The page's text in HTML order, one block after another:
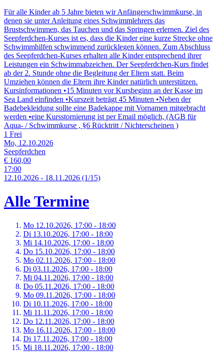
Für alle Kinder ab 5 Jahre bieten wir Anfängerschwimmkurse, in
denen sie unter Anleitung eines Schwimmlehrers das
Brustschwimmen, das Tauchen und das Springen erlernen. Ziel des
Seepferdchen-Kurses ist es, dass die Kinder eine kurze Strecke ohne
Schwimmhilfen schwimmend zurücklegen können. Zum Abschluss
des Seepferdchen-Kurses erhalten alle Kinder entsprechend ihrer
Leistungen ein Schwimmabzeichen. Der Seepferdchen-Kurs findet
ab der 2. Stunde ohne die Begleitung der Eltern statt. Beim
Umziehen können die Eltern ihre Kinder natürlich unterstützen.
Kursinformationen •15 Minuten vor Kursbeginn an der Kasse im
Sea Land einfinden •Kurszeit beträgt 45 Minuten •Neben der
Badebekleidung sollte eine Badekappe mit Vornamen mitgebracht
werden •eine Kursstornierung ist per Email möglich, (AGB für
Aqua- / Schwimmkurse , §6 Rücktritt / Nichterscheinen )
1 Frei
Mo, 12.10.2026
Seepferdchen
€ 160,00
17:00
12.10.2026 - 18.11.2026 (1/15)
Alle Termine
Mo 12.10.2026, 17:00 - 18:00
Di 13.10.2026, 17:00 - 18:00
Mi 14.10.2026, 17:00 - 18:00
Do 15.10.2026, 17:00 - 18:00
Mo 02.11.2026, 17:00 - 18:00
Di 03.11.2026, 17:00 - 18:00
Mi 04.11.2026, 17:00 - 18:00
Do 05.11.2026, 17:00 - 18:00
Mo 09.11.2026, 17:00 - 18:00
Di 10.11.2026, 17:00 - 18:00
Mi 11.11.2026, 17:00 - 18:00
Do 12.11.2026, 17:00 - 18:00
Mo 16.11.2026, 17:00 - 18:00
Di 17.11.2026, 17:00 - 18:00
Mi 18.11.2026, 17:00 - 18:00